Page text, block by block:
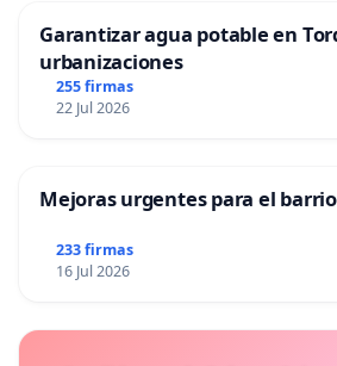
Garantizar agua potable en
urbanizaciones
255 firmas
22 Jul 2026
Mejoras urgentes para el
233 firmas
16 Jul 2026